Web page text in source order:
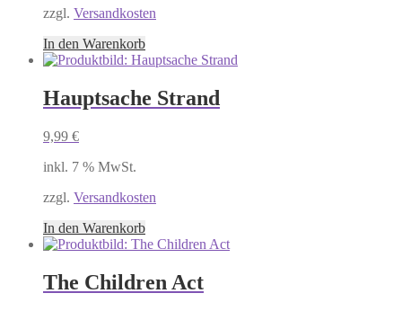
zzgl. Versandkosten
In den Warenkorb
Hauptsache Strand
9,99 €
inkl. 7 % MwSt.
zzgl. Versandkosten
In den Warenkorb
The Children Act